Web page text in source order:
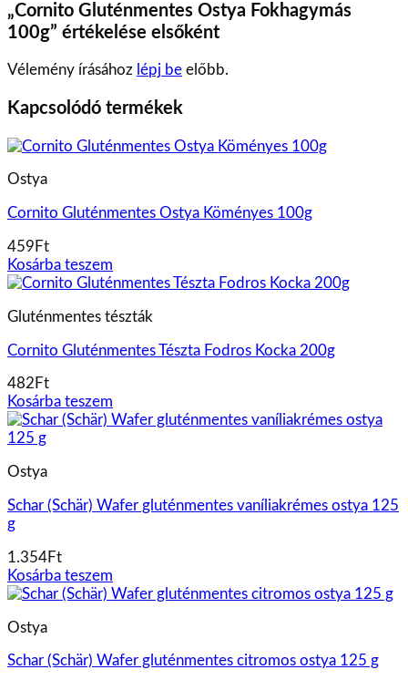
„Cornito Gluténmentes Ostya Fokhagymás
100g” értékelése elsőként
Vélemény írásához lépj be előbb.
Kapcsolódó termékek
Ostya
Cornito Gluténmentes Ostya Köményes 100g
459 Ft
Kosárba teszem
Gluténmentes tészták
Cornito Gluténmentes Tészta Fodros Kocka 200g
482 Ft
Kosárba teszem
Ostya
Schar (Schär) Wafer gluténmentes vaníliakrémes ostya 125
g
1.354Ft
Kosárba teszem
Ostya
Schar (Schär) Wafer gluténmentes citromos ostya 125 g